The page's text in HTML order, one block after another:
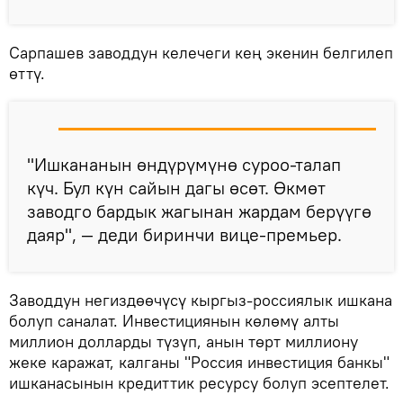
Сарпашев заводдун келечеги кең экенин белгилеп
өттү.
"Ишкананын өндүрүмүнө суроо-талап
күч. Бул күн сайын дагы өсөт. Өкмөт
заводго бардык жагынан жардам берүүгө
даяр", — деди биринчи вице-премьер.
Заводдун негиздөөчүсү кыргыз-россиялык ишкана
болуп саналат. Инвестициянын көлөмү алты
миллион долларды түзүп, анын төрт миллиону
жеке каражат, калганы "Россия инвестиция банкы"
ишканасынын кредиттик ресурсу болуп эсептелет.